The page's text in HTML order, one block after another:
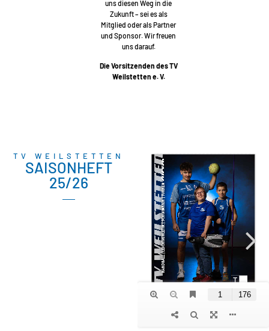
uns diesen Weg in die
Zukunft – sei es als
Mitglied oder als Partner
und Sponsor. Wir freuen
uns darauf.
Die Vorsitzenden des TV
Weilstetten e. V.
TV WEILSTETTEN
SAISONHEFT
25/26